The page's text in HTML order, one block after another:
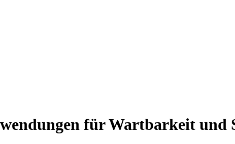
für Wartbarkeit und